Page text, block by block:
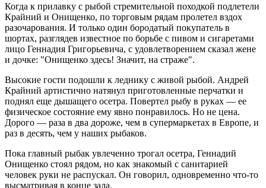
Когда к прилавку с рыбой стремительной походкой подлетели
Крайний и Онищенко, по торговым рядам пролетел вздох
разочарования. И только один бородатый покупатель в
шортах, разглядев известное по борьбе с пивом и сигаретами
лицо Геннадия Григорьевича, с удовлетворением сказал жене
и дочке: "Онищенко здесь! Значит, на страже".
Высокие гости подошли к леднику с живой рыбой. Андрей
Крайний артистично натянул приготовленные перчатки и
поднял еще дышащего осетра. Повертел рыбу в руках — ее
физическое состояние ему явно понравилось. Но не цена.
Дорого — раза в два дороже, чем в супермаркетах в Европе, и
раз в десять, чем у наших рыбаков.
Пока главный рыбак увлеченно трогал осетра, Геннадий
Онищенко стоял рядом, но как знакомый с санитарией
человек руки не распускал. Он говорил, одновременно что-то
высматривая в конце зала.